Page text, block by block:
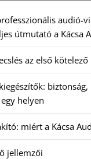
audió-
útmutató a Kácsa
az első kötelező
biztonság,
helyen
miért a Kácsa
jellemzői